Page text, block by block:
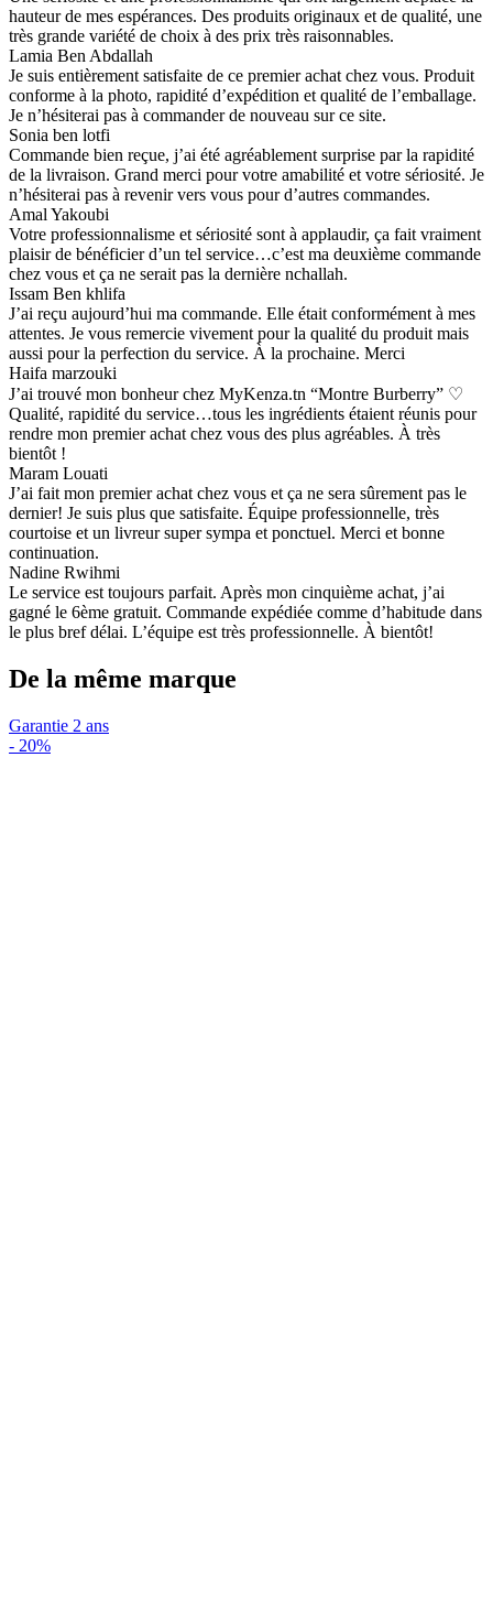
hauteur de mes espérances. Des produits originaux et de qualité, une
très grande variété de choix à des prix très raisonnables.
Lamia Ben Abdallah
Je suis entièrement satisfaite de ce premier achat chez vous. Produit
conforme à la photo, rapidité d’expédition et qualité de l’emballage.
Je n’hésiterai pas à commander de nouveau sur ce site.
Sonia ben lotfi
Commande bien reçue, j’ai été agréablement surprise par la rapidité
de la livraison. Grand merci pour votre amabilité et votre sériosité. Je
n’hésiterai pas à revenir vers vous pour d’autres commandes.
Amal Yakoubi
Votre professionnalisme et sériosité sont à applaudir, ça fait vraiment
plaisir de bénéficier d’un tel service…c’est ma deuxième commande
chez vous et ça ne serait pas la dernière nchallah.
Issam Ben khlifa
J’ai reçu aujourd’hui ma commande. Elle était conformément à mes
attentes. Je vous remercie vivement pour la qualité du produit mais
aussi pour la perfection du service. À la prochaine. Merci
Haifa marzouki
J’ai trouvé mon bonheur chez MyKenza.tn “Montre Burberry” ♡
Qualité, rapidité du service…tous les ingrédients étaient réunis pour
rendre mon premier achat chez vous des plus agréables. À très
bientôt !
Maram Louati
J’ai fait mon premier achat chez vous et ça ne sera sûrement pas le
dernier! Je suis plus que satisfaite. Équipe professionnelle, très
courtoise et un livreur super sympa et ponctuel. Merci et bonne
continuation.
Nadine Rwihmi
Le service est toujours parfait. Après mon cinquième achat, j’ai
gagné le 6ème gratuit. Commande expédiée comme d’habitude dans
le plus bref délai. L’équipe est très professionnelle. À bientôt!
De la même marque
Garantie 2 ans
- 20%